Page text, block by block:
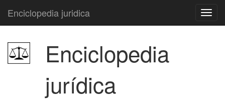
Enciclopedia juridica
Enciclopedia
jurídica